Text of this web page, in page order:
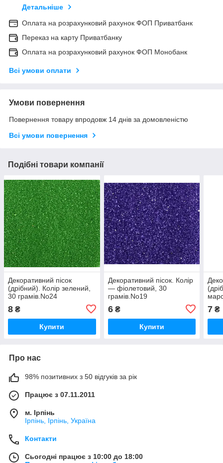
Детальніше
Оплата на розрахунковий рахунок ФОП Приватбанк
Переказ на карту Приватбанку
Оплата на розрахунковий рахунок ФОП Монобанк
Всі умови оплати
Умови повернення
Повернення товару впродовж 14 днів за домовленістю
Всі умови повернення
Подібні товари компанії
Декоративний пісок
(дрібний). Колір зелений,
30 грамів.No24
8 ₴
Купити
Декоративний пісок. Колір
— фіолетовий, 30
грамів.No19
6₴
Купити
7 ₴
Про нас
98% позитивних з 50 відгуків за рік
Працює з 07.11.2011
м. Ірпінь
Ірпінь, Ірпінь, Україна
Контакти
Сьогодні працює з 10:00 до 18:00